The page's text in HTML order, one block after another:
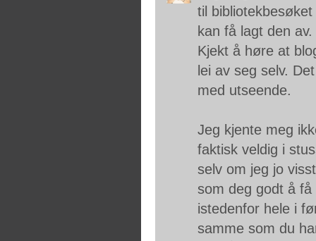
til
kan få lagt den
Kjekt å høre at
lei av seg selv.
med utseende.
Jeg kjente meg
faktisk veldig i
selv om jeg jo
som deg godt å
istedenfor hele i
samme som du